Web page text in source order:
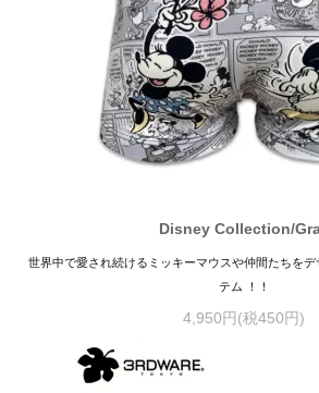
Disney Collection/
世界中で愛され続けるミッキーマウスや仲間たちを
テム ！！
4,950円(税450円)